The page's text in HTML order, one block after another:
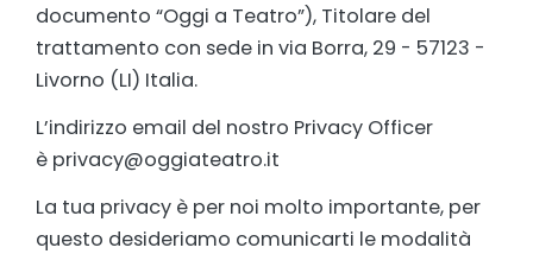
documento “Oggi a Teatro”), Titolare del
trattamento con sede in via Borra, 29 - 57123 -
Livorno (LI) Italia.
L’indirizzo email del nostro Privacy Officer
è privacy@oggiateatro.it
La tua privacy è per noi molto importante, per
questo desideriamo comunicarti le modalità